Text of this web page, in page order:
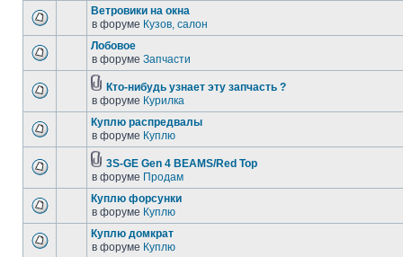
Ветровики на окна
в форуме Кузов, салон
Лобовое
в форуме Запчасти
Кто-нибудь узнает эту запчасть ?
в форуме Курилка
Куплю распредвалы
в форуме Куплю
3S-GE Gen 4 BEAMS/Red Top
в форуме Продам
Куплю форсунки
в форуме Куплю
Куплю домкрат
в форуме Куплю